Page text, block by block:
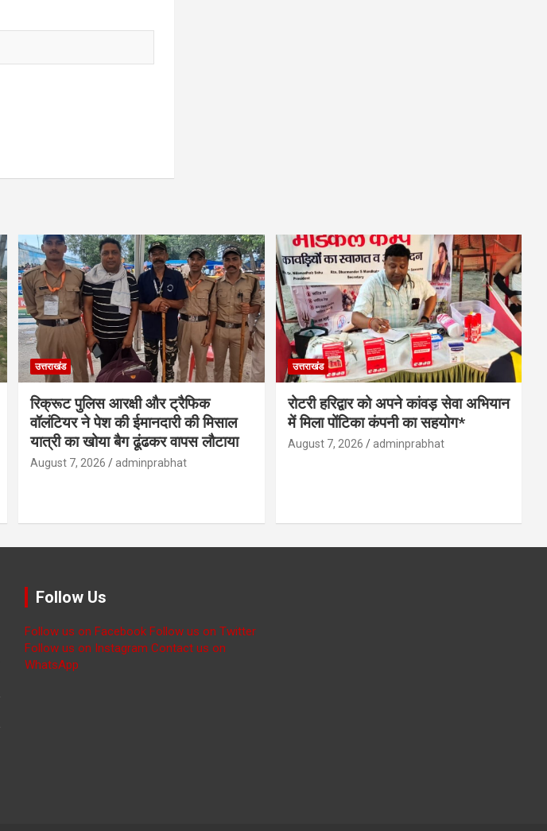
उत्तराखंड
रिक्रूट पुलिस आरक्षी और ट्रैफिक
वॉलंटियर ने पेश की ईमानदारी की मिसाल
यात्री का खोया बैग ढूंढकर वापस लौटाया
August 7, 2026 adminprabhat
उत्तराखंड
रोटरी हरिद्वार को अपने कांवड़ सेवा अभियान
में मिला पोंटिका कंपनी का सहयोग*
August 7, 2026 adminprabhat
Follow Us
Follow us on Facebook Follow us on Twitter
Follow us on Instagram Contact us on
WhatsApp